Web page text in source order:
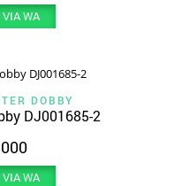
WA
DOBBY
DJ001685-2
WA